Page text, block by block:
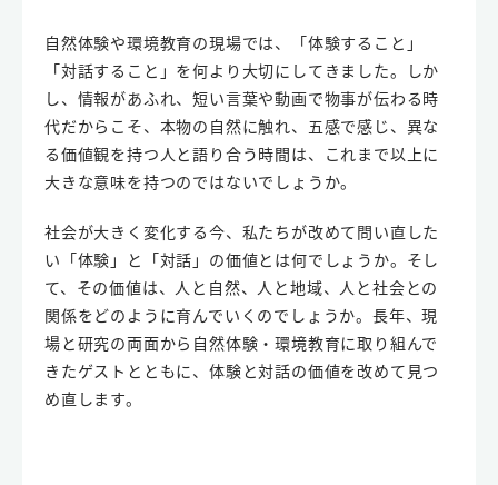
自然体験や環境教育の現場では、「体験すること」
「対話すること」を何より大切にしてきました。しか
し、情報があふれ、短い言葉や動画で物事が伝わる時
代だからこそ、本物の自然に触れ、五感で感じ、異な
る価値観を持つ人と語り合う時間は、これまで以上に
大きな意味を持つのではないでしょうか。
社会が大きく変化する今、私たちが改めて問い直した
い「体験」と「対話」の価値とは何でしょうか。そし
て、その価値は、人と自然、人と地域、人と社会との
関係をどのように育んでいくのでしょうか。長年、現
場と研究の両面から自然体験・環境教育に取り組んで
きたゲストとともに、体験と対話の価値を改めて見つ
め直します。